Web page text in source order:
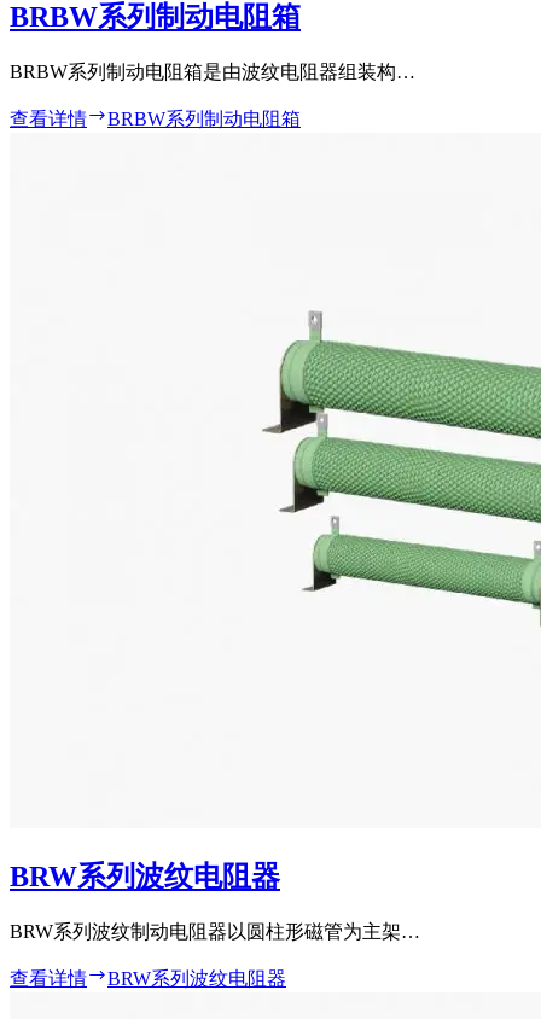
BRBW系列制动电阻箱
BRBW系列制动电阻箱是由波纹电阻器组装构…
查看详情 BRBW系列制动电阻箱
BRW系列波纹电阻器
BRW系列波纹制动电阻器以圆柱形磁管为主架…
查看详情 BRW系列波纹电阻器